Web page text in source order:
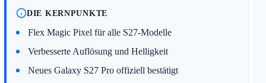
DIE KERNPUNKTE
Flex Magic Pixel für alle S27-Modelle
Verbesserte Auflösung und Helligkeit
Neues Galaxy S27 Pro offiziell bestätigt